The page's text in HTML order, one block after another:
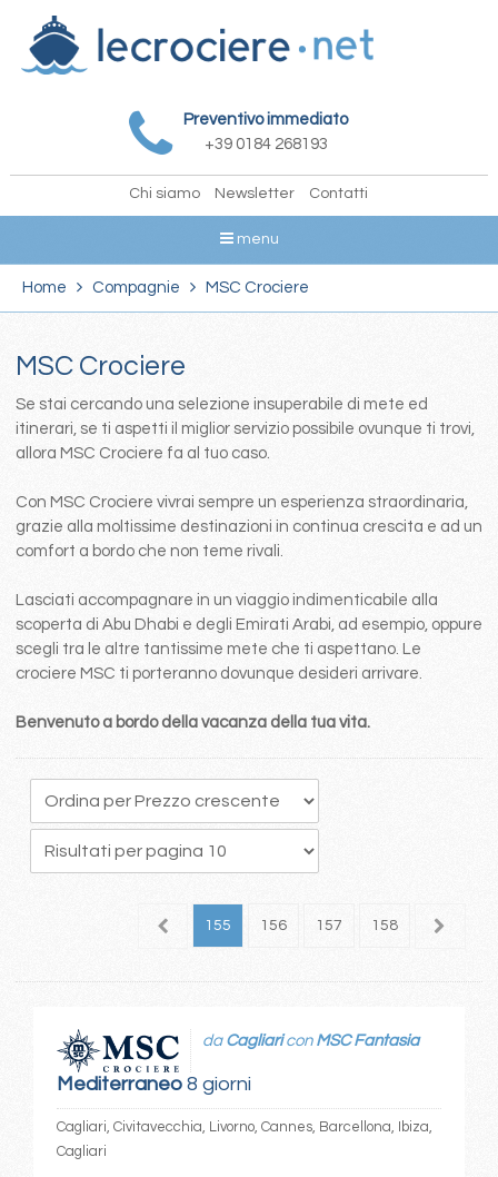
Preventivo immediato
+39 0184 268193
Chi siamo Newsletter Contatti
menu
Home Compagnie MSC Crociere
MSC Crociere
Se stai cercando una selezione insuperabile di mete ed
itinerari, se ti aspetti il miglior servizio possibile ovunque ti trovi,
allora MSC Crociere fa al tuo caso.
Con MSC Crociere vivrai sempre un esperienza straordinaria,
grazie alla moltissime destinazioni in continua crescita e ad un
comfort a bordo che non teme rivali.
Lasciati accompagnare in un viaggio indimenticabile alla
scoperta di Abu Dhabi e degli Emirati Arabi, ad esempio, oppure
scegli tra le altre tantissime mete che ti aspettano. Le
crociere MSC ti porteranno dovunque desideri arrivare.
Benvenuto a bordo della vacanza della tua vita.
154 155 156 157 158 159
Mediterraneo8 giorni
da Cagliaricon MSC Fantasia
Cagliari, Civitavecchia, Livorno, Cannes, Barcellona, Ibiza,
Cagliari